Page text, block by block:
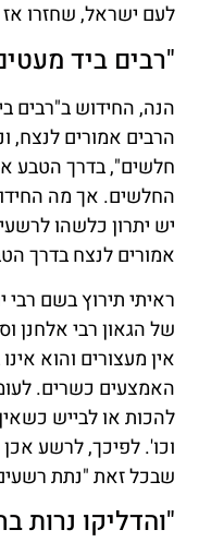
לעם ישראל, שחזרו
"רבים ביד
הנה, החידוש ב"רבים
הרבים אמורים לנצח,
חלשים", בדרך הטבע
החלשים. אך מה
יש יתרון כלשהו
אמורים לנצח בדרך
ראיתי תירוץ בשם רבי
של הגאון רבי אלחנן
אין מעצורים והוא
האמצעים כשרים.
להכות או לבייש
וכו'. לפיכך, לרשע
שבכל זאת "נתת
"והדליקו נרות